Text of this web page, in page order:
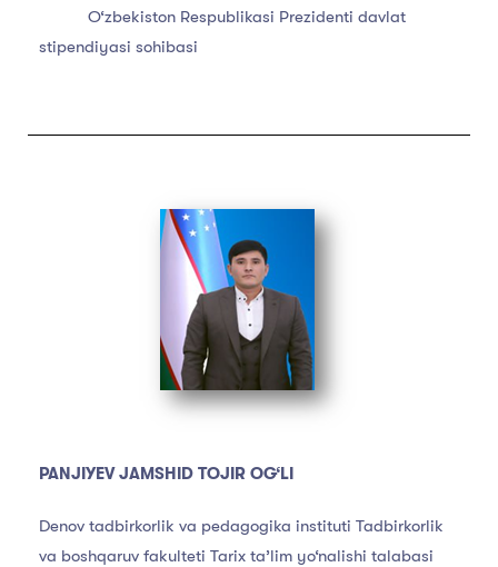
O‘zbekiston Respublikasi Prezidenti davlat
stipendiyasi sohibasi
PANJIYEV JAMSHID TOJIR OG‘LI
Denov tadbirkorlik va pedagogika instituti Tadbirkorlik
va boshqaruv fakulteti Tarix ta’lim yo‘nalishi talabasi